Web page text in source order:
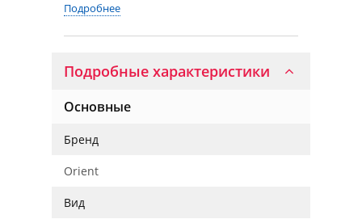
Подробнее
Подробные характеристики
Основные
Бренд
Orient
Вид